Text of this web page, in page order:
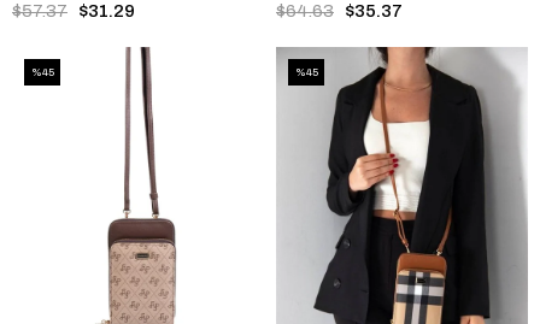
$31.29
$57.37 $35.37
$64.63
%45 %45